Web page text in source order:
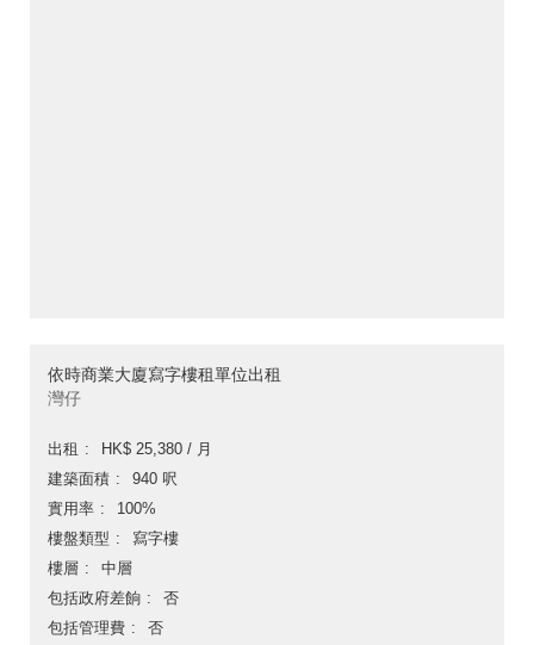
依時商業大廈寫字樓租單位出租
灣仔
出租
HK$ 25,380 / 月
建築面積
940 呎
實用率
100%
樓盤類型
寫字樓
樓層
中層
包括政府差餉
否
包括管理費
否